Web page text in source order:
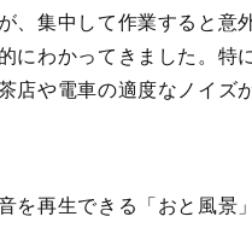
、集中して作業すると意
にわかってきました。特
店や電車の適度なノイズ
を再生できる「おと風景